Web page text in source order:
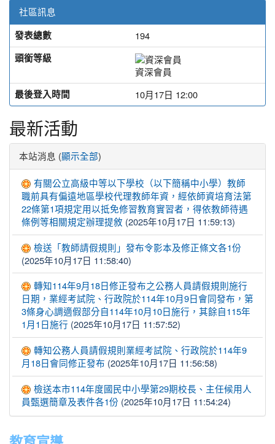
社區訊息
發表總數
194
頭銜等級
資深會員
最後登入時間
10月17日 12:00
最新活動
本站消息 (顯示全部)
有關公立高級中等以下學校（以下簡稱中小學）教師
職前具有偏遠地區學校代理教師年資，經依師資培育法第
22條第1項規定用以抵免修習教育實習者，得依教師待遇
條例等相關規定辦理提敘 (2025年10月17日 11:59:13)
檢送「教師請假規則」發布令影本及修正條文各1份
(2025年10月17日 11:58:40)
轉知114年9月18日修正發布之公務人員請假規則施行
日期，業經考試院、行政院於114年10月9日會同發布，第
3條身心調適假部分自114年10月10日施行，其餘自115年
1月1日施行 (2025年10月17日 11:57:52)
轉知公務人員請假規則業經考試院、行政院於114年9
月18日會同修正發布 (2025年10月17日 11:56:58)
檢送本市114年度國民中小學第29期校長、主任候用人
員甄選簡章及表件各1份 (2025年10月17日 11:54:24)